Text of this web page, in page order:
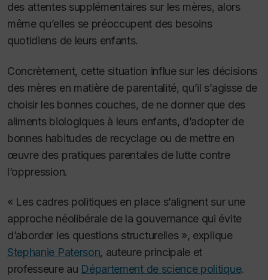
des attentes supplémentaires sur les mères, alors
même qu’elles se préoccupent des besoins
quotidiens de leurs enfants.
Concrètement, cette situation influe sur les décisions
des mères en matière de parentalité, qu’il s’agisse de
choisir les bonnes couches, de ne donner que des
aliments biologiques à leurs enfants, d’adopter de
bonnes habitudes de recyclage ou de mettre en
œuvre des pratiques parentales de lutte contre
l’oppression.
« Les cadres politiques en place s’alignent sur une
approche néolibérale de la gouvernance qui évite
d’aborder les questions structurelles », explique
Stephanie Paterson, auteure principale et
professeure au Département de science politique.